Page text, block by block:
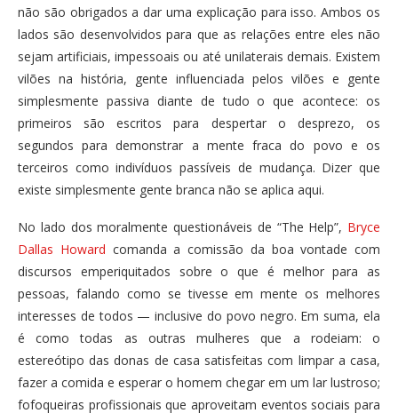
não são obrigados a dar uma explicação para isso. Ambos os
lados são desenvolvidos para que as relações entre eles não
sejam artificiais, impessoais ou até unilaterais demais. Existem
vilões na história, gente influenciada pelos vilões e gente
simplesmente passiva diante de tudo o que acontece: os
primeiros são escritos para despertar o desprezo, os
segundos para demonstrar a mente fraca do povo e os
terceiros como indivíduos passíveis de mudança. Dizer que
existe simplesmente gente branca não se aplica aqui.
No lado dos moralmente questionáveis de “The Help”, Bryce
Dallas Howard comanda a comissão da boa vontade com
discursos emperiquitados sobre o que é melhor para as
pessoas, falando como se tivesse em mente os melhores
interesses de todos — inclusive do povo negro. Em suma, ela
é como todas as outras mulheres que a rodeiam: o
estereótipo das donas de casa satisfeitas com limpar a casa,
fazer a comida e esperar o homem chegar em um lar lustroso;
fofoqueiras profissionais que aproveitam eventos sociais para